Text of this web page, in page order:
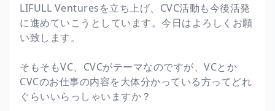
LIFULL Venturesを立ち上げ、CVC活動も今後活発
に進めていこうとしています。今日はよろしくお願
い致します。
そもそもVC、CVCがテーマなのですが、VCとか
CVCのお仕事の内容を大体分かっている方ってどれ
ぐらいいらっしゃいますか？